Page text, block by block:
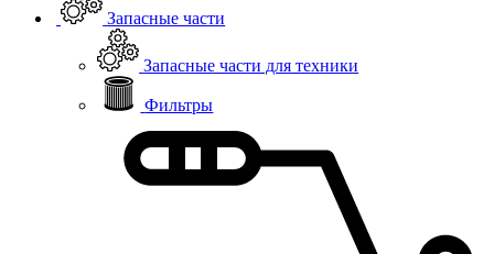
Запасные части
Запасные части для техники
Фильтры